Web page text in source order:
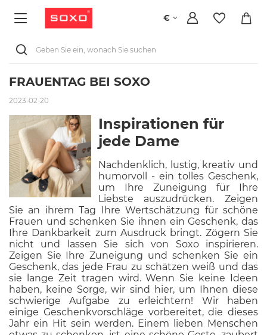
€
FRAUENTAG BEI SOXO
2023-02-20
Inspirationen für
jede Dame
Nachdenklich, lustig, kreativ und
humorvoll - ein tolles Geschenk,
um Ihre Zuneigung für Ihre
Liebste auszudrücken. Zeigen
Sie an ihrem Tag Ihre Wertschätzung für schöne
Frauen und schenken Sie ihnen ein Geschenk, das
Ihre Dankbarkeit zum Ausdruck bringt. Zögern Sie
nicht und lassen Sie sich von Soxo inspirieren.
Zeigen Sie Ihre Zuneigung und schenken Sie ein
Geschenk, das jede Frau zu schätzen weiß und das
sie lange Zeit tragen wird. Wenn Sie keine Ideen
haben, keine Sorge, wir sind hier, um Ihnen diese
schwierige Aufgabe zu erleichtern! Wir haben
einige Geschenkvorschläge vorbereitet, die dieses
Jahr ein Hit sein werden. Einem lieben Menschen